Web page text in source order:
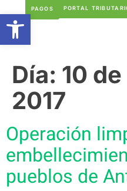
PAGOS PORTAL
Día: 10
2017
Operación
pueblos de
Abrir barra de herramientas